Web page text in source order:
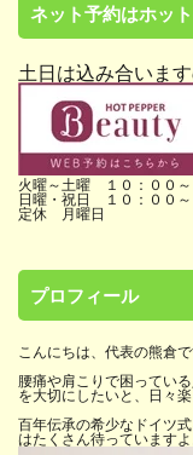
ネット予約はホッ
土日は込み合いま
火曜～土曜 １０：００～
日曜・祝日 １０：００～
定休 月曜日
プロフィール
こんにちは、代表の熊倉で
腰痛や肩こりで困ってい
を大切にしたいと、日々
百年伝承の希少なドイツ
はたくさん待っています